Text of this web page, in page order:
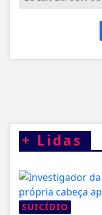
+ Lidas
SUICÍDIO